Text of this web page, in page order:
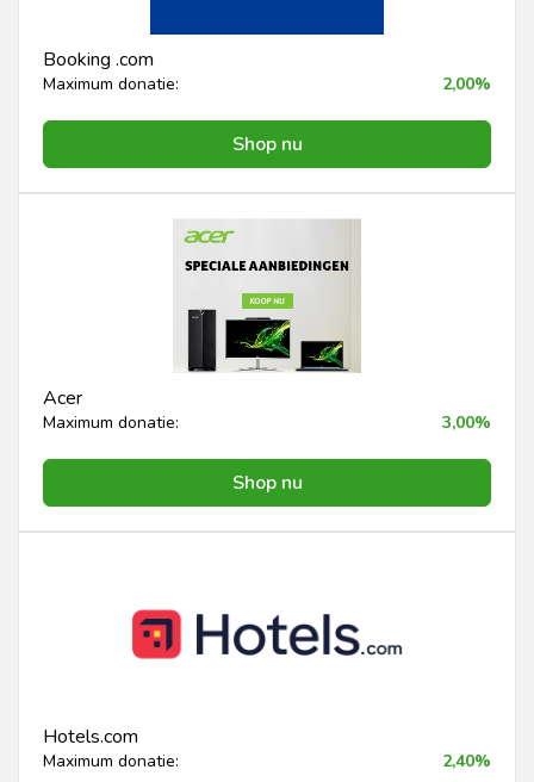
Booking .com
Maximum donatie: 2,00%
Shop nu
Acer
Maximum donatie: 3,00%
Shop nu
Hotels.com
Maximum donatie: 2,40%